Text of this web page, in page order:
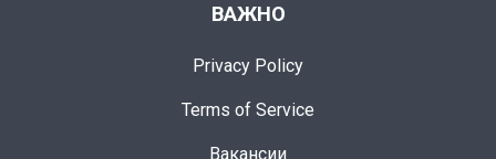
ВАЖНО
Privacy Policy
Terms of Service
Вакансии